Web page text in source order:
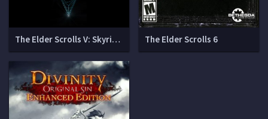
The Elder Scrolls V: Skyrim VR (v 1.4.15.0.8) The Elder Scrolls 6